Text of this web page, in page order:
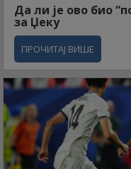
Да ли је ово био
за Џеку
ПРОЧИТАЈ ВИШЕ